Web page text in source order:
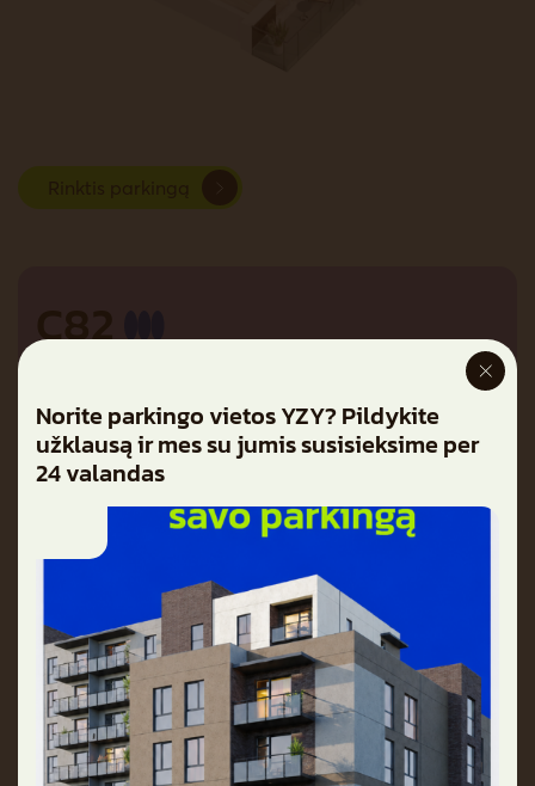
C82
Plotas be pertvarų
48,49 m²
Balkonas
4,54 m²
Kambariai
8
Kryptis
Rezervuokite laiką apžiūrai
Norite parkingo vietos YZY? Pildykite
užklausą ir mes su jumis susisieksime per
24 valandas